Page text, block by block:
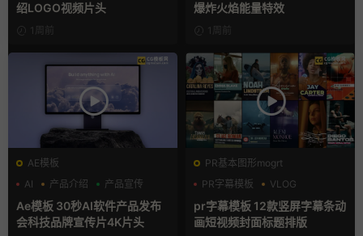
绍LOGO视频片头
1周前
爆炸火焰能量特效
1周前
AE模板
AI
产品介绍 产品宣传
Ae模板 30秒AI软件产品发布
会科技品牌宣传片4K片头
PR基本图形mogrt
PR字幕模板
VLOG
人物介绍
pr字幕模板 12款竖屏字幕条动
画短视频封面标题排版